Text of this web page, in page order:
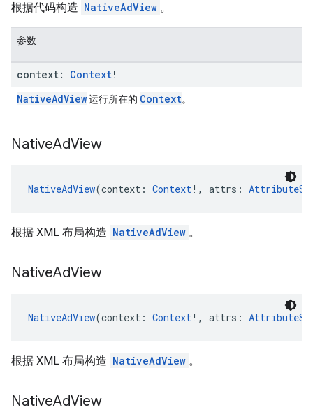
根据代码构造 NativeAdView 。
参数
context: Context!
NativeAdView运行所在的 Context。
NativeAdView
NativeAdView(context: Context!, attrs:
根据 XML 布局构造 NativeAdView 。
NativeAdView
NativeAdView(context: Context!, attrs:
根据 XML 布局构造 NativeAdView 。
NativeAdView